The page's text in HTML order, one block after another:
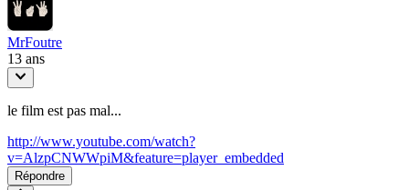
MrFoutre
13 ans
le film est pas mal...
http://www.youtube.com/watch?
v=AlzpCNWWpiM&feature=player_embedded
Répondre